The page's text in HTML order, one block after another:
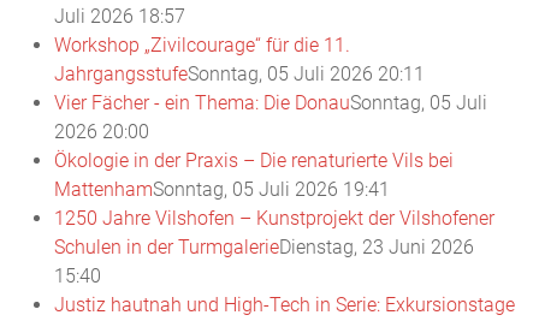
Juli 2026 18:57
Workshop „Zivilcourage“ für die 11.
JahrgangsstufeSonntag, 05 Juli 2026 20:11
Vier Fächer - ein Thema: Die DonauSonntag, 05 Juli
2026 20:00
Ökologie in der Praxis – Die renaturierte Vils bei
MattenhamSonntag, 05 Juli 2026 19:41
1250 Jahre Vilshofen – Kunstprojekt der Vilshofener
Schulen in der TurmgalerieDienstag, 23 Juni 2026
15:40
Justiz hautnah und High-Tech in Serie: Exkursionstage